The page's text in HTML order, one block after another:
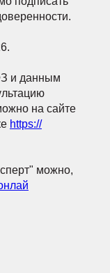
и данным
на сайте
https://
можно,